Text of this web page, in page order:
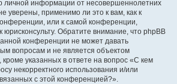
личной информации от несовершеннолетних
уверены, применимо ли это к вам, как к
или к самой конференции,
Обратите внимание, что phpBB
конференции не может давать
вопросам и не является объектом
указанных в ответе на вопрос «С кем
некорректного использования и/или
с этой конференцией?».